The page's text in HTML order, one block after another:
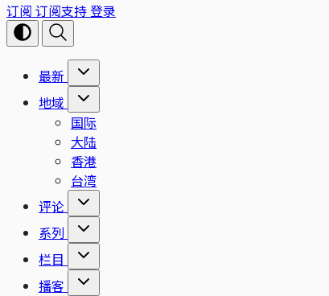
订阅 订阅支持登录
最新
地域
国际
大陆
香港
台湾
评论
系列
栏目
播客